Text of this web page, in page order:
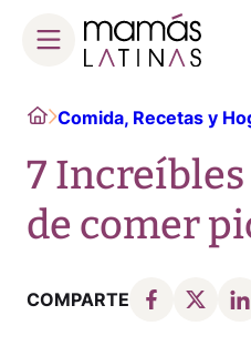
content
HomeComida, Recetas y
7
de comer
COMPARTE